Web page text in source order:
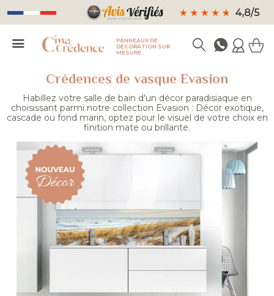
PANNEAUX DE
DÉCORATION SUR
MESURE
Crédences de vasque Evasion
Habillez votre salle de bain d'un décor paradisiaque en
choisissant parmi notre collection Evasion : Décor exotique,
cascade ou fond marin, optez pour le visuel de votre choix en
finition mate ou brillante.